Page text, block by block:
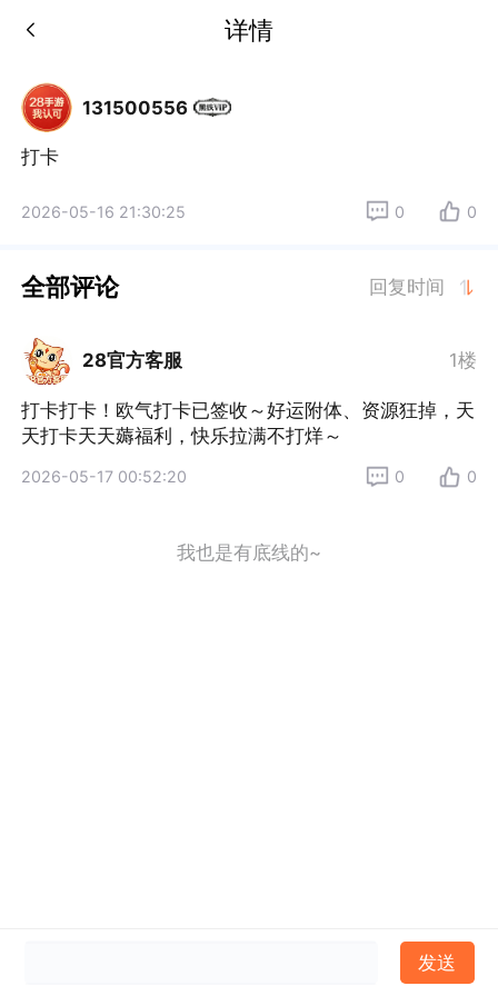
详情
131500556
打卡
2026-05-16 21:30:25 0 0
全部评论 回复时间
28官方客服 1楼
打卡打卡！欧气打卡已签收～好运附体、资源狂掉，天
天打卡天天薅福利，快乐拉满不打烊～
2026-05-17 00:52:20 0 0
我也是有底线的~
发送